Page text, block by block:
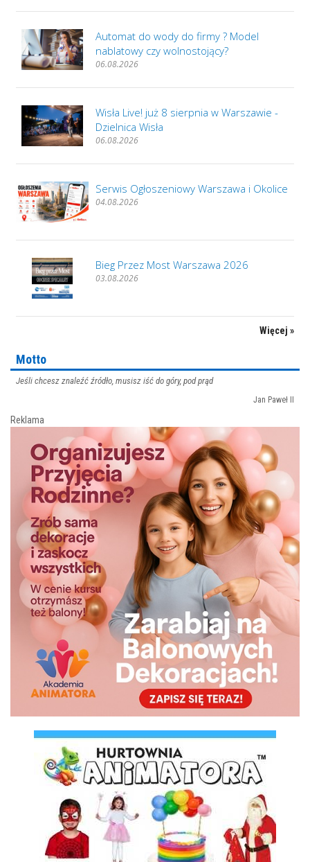
Automat do wody do firmy ? Model
nablatowy czy wolnostojący?
06.08.2026
Wisła Live! już 8 sierpnia w Warszawie -
Dzielnica Wisła
06.08.2026
Serwis Ogłoszeniowy Warszawa i Okolice
04.08.2026
Bieg Przez Most Warszawa 2026
03.08.2026
Więcej »
Motto
Jeśli chcesz znaleźć źródło, musisz iść do góry, pod prąd
Jan Paweł II
Reklama